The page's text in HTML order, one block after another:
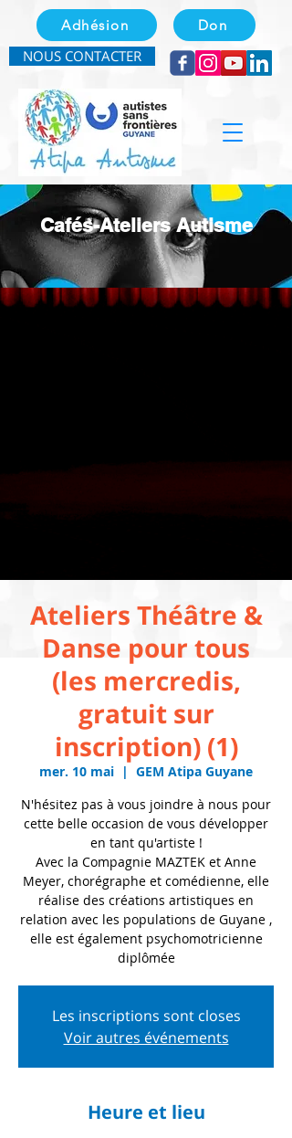
Adhésion Don
NOUS CONTACTER
Cafés-Ateliers Autisme
Ateliers Théâtre &
Danse pour tous
(les mercredis,
gratuit sur
inscription) (1)
mer. 10 mai
  |
GEM Atipa Guyane
N'hésitez pas à vous joindre à nous pour
cette belle occasion de vous développer
en tant qu'artiste !
Avec la Compagnie MAZTEK et Anne
Meyer, chorégraphe et comédienne, elle
réalise des créations artistiques en
relation avec les populations de Guyane ,
elle est également psychomotricienne
diplômée
Les inscriptions sont closes
Voir autres événements
Heure et lieu